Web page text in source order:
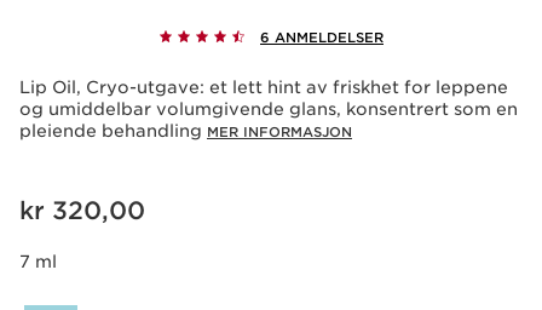
6 ANMELDELSER
Lip Oil, Cryo-utgave: et lett hint av friskhet for leppene
og umiddelbar volumgivende glans, konsentrert som en
pleiende behandling MER INFORMASJON
Nåværende pris kr 320,00
kr 320,00
7 ml